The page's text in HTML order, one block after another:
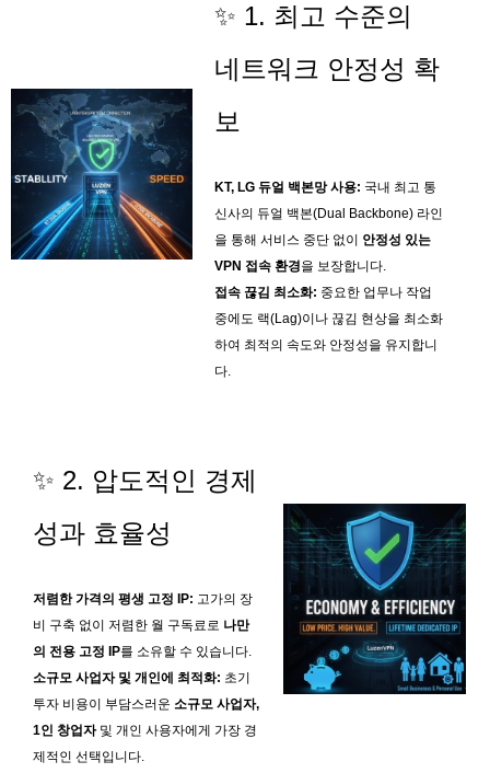
✨ 1. 최고 수준의
네트워크 안정성 확
보
KT, LG 듀얼 백본망 사용: 국내 최고 통
신사의 듀얼 백본(Dual Backbone) 라인
을 통해 서비스 중단 없이 안정성 있는
VPN 접속 환경을 보장합니다.
접속 끊김 최소화: 중요한 업무나 작업
중에도 랙(Lag)이나 끊김 현상을 최소화
하여 최적의 속도와 안정성을 유지합니
다.
✨ 2. 압도적인 경제
성과 효율성
저렴한 가격의 평생 고정 IP: 고가의 장
비 구축 없이 저렴한 월 구독료로 나만
의 전용 고정 IP를 소유할 수 있습니다.
소규모 사업자 및 개인에 최적화: 초기
투자 비용이 부담스러운소규모 사업자,
1인 창업자및 개인 사용자에게 가장 경
제적인 선택입니다.